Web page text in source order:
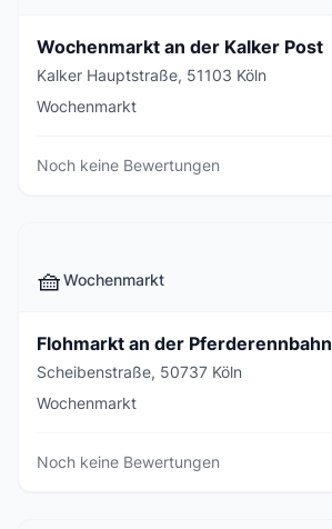
Wochenmarkt an der Kalker Post
Kalker Hauptstraße, 51103 Köln
Wochenmarkt
Noch keine Bewertungen
🧺Wochenmarkt
Flohmarkt an der Pferderennbahn
Scheibenstraße, 50737 Köln
Wochenmarkt
Noch keine Bewertungen